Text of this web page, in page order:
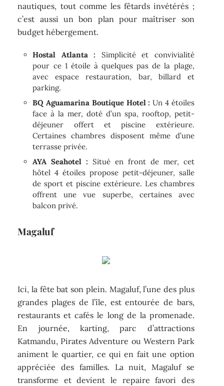
nautiques, tout comme les fêtards invétérés ;
c’est aussi un bon plan pour maîtriser son
budget hébergement.
Hostal Atlanta : Simplicité et convivialité
pour ce 1 étoile à quelques pas de la plage,
avec espace restauration, bar, billard et
parking.
BQ Aguamarina Boutique Hotel : Un 4 étoiles
face à la mer, doté d’un spa, rooftop, petit-
déjeuner offert et piscine extérieure.
Certaines chambres disposent même d’une
terrasse privée.
AYA Seahotel : Situé en front de mer, cet
hôtel 4 étoiles propose petit-déjeuner, salle
de sport et piscine extérieure. Les chambres
offrent une vue superbe, certaines avec
balcon privé.
Magaluf
Ici, la fête bat son plein. Magaluf, l’une des plus
grandes plages de l’île, est entourée de bars,
restaurants et cafés le long de la promenade.
En journée, karting, parc d’attractions
Katmandu, Pirates Adventure ou Western Park
animent le quartier, ce qui en fait une option
appréciée des familles. La nuit, Magaluf se
transforme et devient le repaire favori des